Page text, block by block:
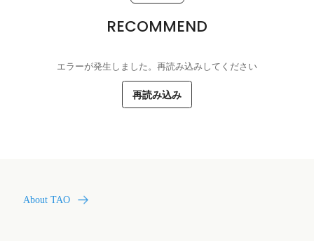
RECOMMEND
エラーが発生しました。再読み込みしてください
再読み込み
About TAO